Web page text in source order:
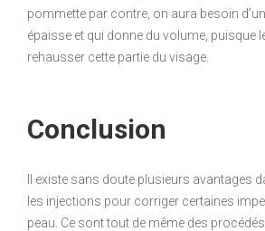
pommette par contre, on aura besoin
épaisse et qui donne du volume, puisque
rehausser cette partie du visage.
Conclusion
Il existe sans doute plusieurs avantages
les injections pour corriger certaines
peau. Ce sont tout de même des